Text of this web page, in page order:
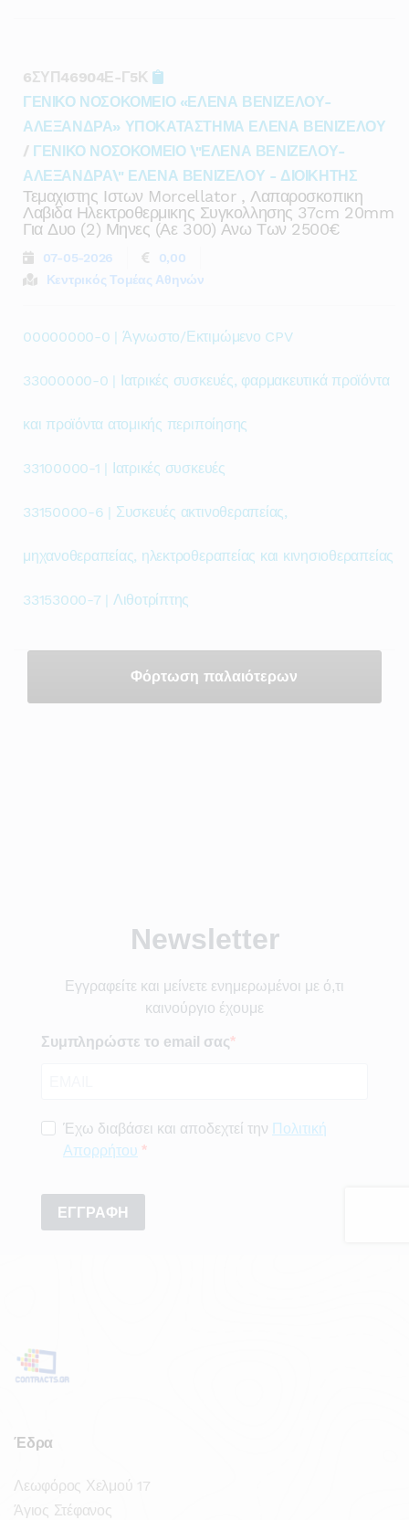
6ΣΥΠ46904Ε-Γ5Κ
ΓΕΝΙΚΟ ΝΟΣΟΚΟΜΕΙΟ «ΕΛΕΝΑ ΒΕΝΙΖΕΛΟΥ-
ΑΛΕΞΑΝΔΡΑ» ΥΠΟΚΑΤΑΣΤΗΜΑ ΕΛΕΝΑ ΒΕΝΙΖΕΛΟΥ
/ ΓΕΝΙΚΟ ΝΟΣΟΚΟΜΕΙΟ \"ΕΛΕΝΑ ΒΕΝΙΖΕΛΟΥ-
ΑΛΕΞΑΝΔΡΑ\" ΕΛΕΝΑ ΒΕΝΙΖΕΛΟΥ - ΔΙΟΙΚΗΤΗΣ
Τεμαχιστης Ιστων Morcellator , Λαπαροσκοπικη
Λαβιδα Ηλεκτροθερμικης Συγκολλησης 37cm 20mm
Για Δυο (2) Μηνες (αε 300) Ανω Των 2500€
07-05-2026
0,00
Κεντρικός Τομέας Αθηνών
00000000-0 | Άγνωστο/Εκτιμώμενο CPV
33000000-0 | Ιατρικές συσκευές, φαρμακευτικά προϊόντα
και προϊόντα ατομικής περιποίησης
33100000-1 | Ιατρικές συσκευές
33150000-6 | Συσκευές ακτινοθεραπείας,
μηχανοθεραπείας, ηλεκτροθεραπείας και κινησιοθεραπείας
33153000-7 | Λιθοτρίπτης
Φόρτωση παλαιότερων
Έδρα
Λεωφόρος Χελμού 17
Άγιος Στέφανος